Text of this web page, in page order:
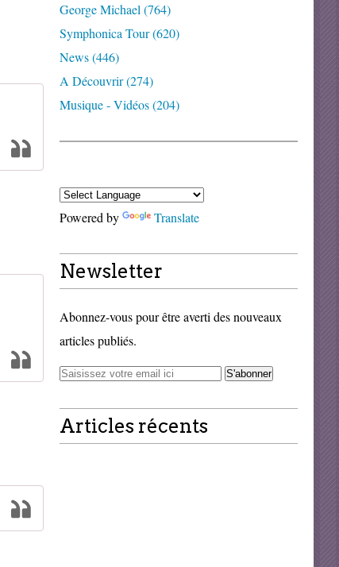
George Michael (764)
Symphonica Tour (620)
News (446)
A Découvrir (274)
Musique - Vidéos (204)
Powered by Translate
Newsletter
Abonnez-vous pour être averti des nouveaux
articles publiés.
Articles récents